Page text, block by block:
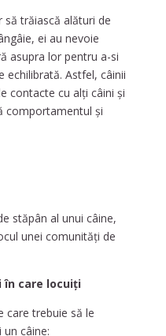
să trăiască alături de
ei au nevoie
asupra lor pentru a-si
echilibrată. Astfel, câinii
contacte cu alți câini și
comportamentul și
stăpân al unui câine,
unei comunități de
în care locuiți
care trebuie să le
câine: